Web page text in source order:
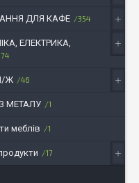
ДЛЯ КАФЕ 354
ЕЛЕКТРИКА,
Ж 46
МЕТАЛУ 1
меблів 1
17